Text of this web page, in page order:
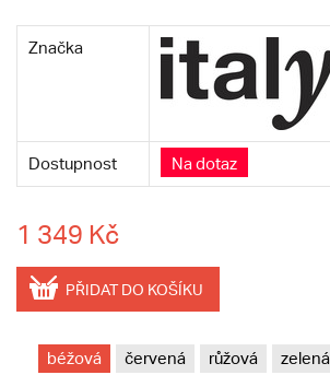
Značka
Dostupnost Na dotaz
1 349 Kč
PŘIDAT DO KOŠÍKU
béžová červená růžová zelená